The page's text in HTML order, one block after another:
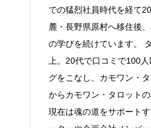
での猛烈社員時代を経て
麓・長野県原村へ移住後
の学びを続けています。
上。20代で口コミで100
グをこなし、カモワン・
からカモワン・タロットの
現在は魂の道をサポート